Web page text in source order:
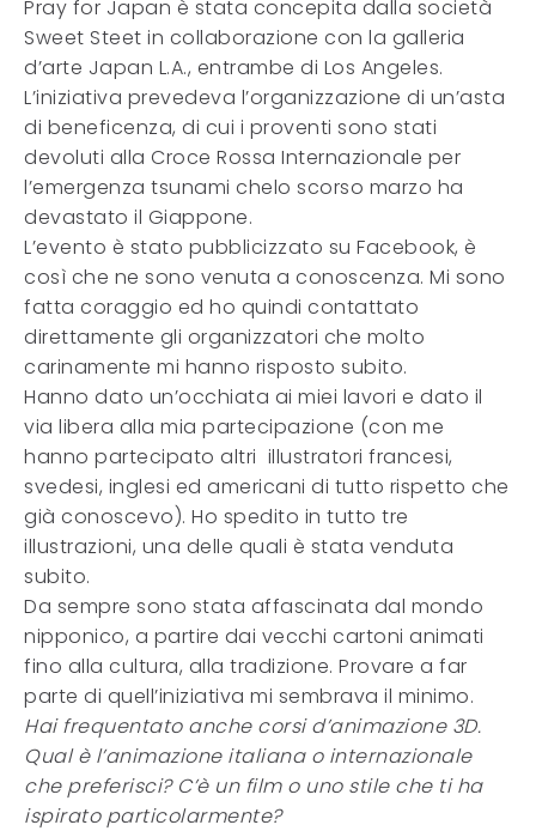
Pray for Japan è stata concepita dalla società
Sweet Steet in collaborazione con la galleria
d’arte Japan L.A., entrambe di Los Angeles.
L’iniziativa prevedeva l’organizzazione di un’asta
di beneficenza, di cui i proventi sono stati
devoluti alla Croce Rossa Internazionale per
l’emergenza tsunami chelo scorso marzo ha
devastato il Giappone.
L’evento è stato pubblicizzato su Facebook, è
così che ne sono venuta a conoscenza. Mi sono
fatta coraggio ed ho quindi contattato
direttamente gli organizzatori che molto
carinamente mi hanno risposto subito.
Hanno dato un’occhiata ai miei lavori e dato il
via libera alla mia partecipazione (con me
hanno partecipato altri illustratori francesi,
svedesi, inglesi ed americani di tutto rispetto che
già conoscevo). Ho spedito in tutto tre
illustrazioni, una delle quali è stata venduta
subito.
Da sempre sono stata affascinata dal mondo
nipponico, a partire dai vecchi cartoni animati
fino alla cultura, alla tradizione. Provare a far
parte di quell’iniziativa mi sembrava il minimo.
Hai frequentato anche corsi d’animazione 3D.
Qual è l’animazione italiana o internazionale
che preferisci? C’è un film o uno stile che ti ha
ispirato particolarmente?